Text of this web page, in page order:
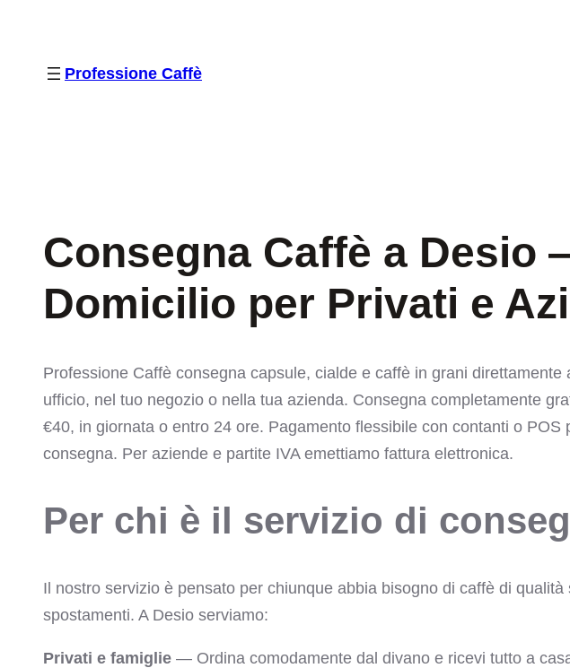
contenutoProfessione Caffè
Consegna Caffè a Desio
Domicilio per Privati e
Professione Caffè consegna capsule, cialde e caffè in grani
ufficio, nel tuo negozio o nella tua azienda. Consegna completamente
€40, in giornata o entro 24 ore. Pagamento flessibile con contanti o POS
consegna. Per aziende e partite IVA emettiamo fattura elettronica.
Per chi è il servizio di
Il nostro servizio è pensato per chiunque abbia bisogno di caffè di
spostamenti. A Desio serviamo:
Privati e famiglie — Ordina comodamente dal divano e ricevi tutto a